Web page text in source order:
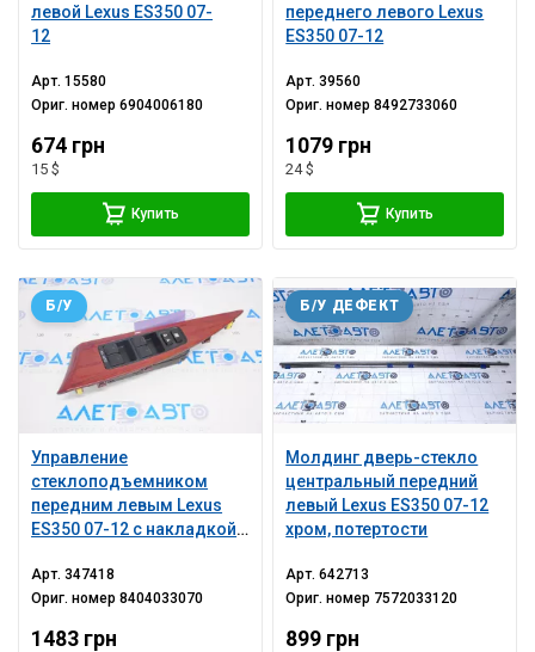
левой Lexus ES350 07-
12
Арт.15580
Ориг. номер6904006180
674 грн
15 $
Купить
переднего левого Lexus
ES350 07-12
Арт.39560
Ориг. номер8492733060
1079 грн
24 $
Купить
Управление
стеклоподъемником
передним левым Lexus
ES350 07-12 с накладкой
коричневой
Б/У
Арт.347418
Ориг. номер8404033070
1483 грн
Молдинг дверь-стекло
центральный передний
левый Lexus ES350 07-12
хром, потертости
Б/У ДЕФЕКТ
Арт.642713
Ориг. номер 7572033120
899 грн